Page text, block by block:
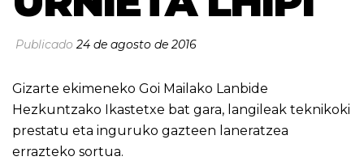
Publicado24 de agosto de 2016
Gizarte ekimeneko Goi Mailako Lanbide
Hezkuntzako Ikastetxe bat gara, langileak teknikoki
prestatu eta inguruko gazteen laneratzea
errazteko sortua.